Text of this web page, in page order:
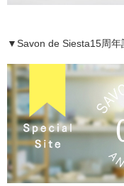
▼Savon de Siesta15周年